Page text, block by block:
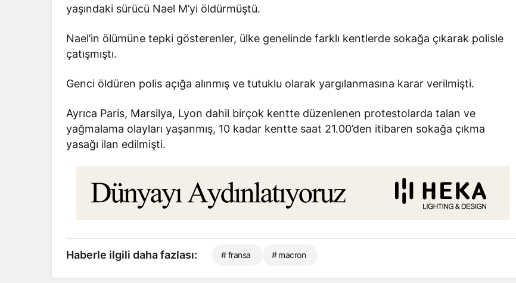
yaşındaki sürücü Nael M’yi öldürmüştü.
Nael’in ölümüne tepki gösterenler, ülke genelinde farklı kentlerde sokağa çıkarak polisle
çatışmıştı.
Genci öldüren polis açığa alınmış ve tutuklu olarak yargılanmasına karar verilmişti.
Ayrıca Paris, Marsilya, Lyon dahil birçok kentte düzenlenen protestolarda talan ve
yağmalama olayları yaşanmış, 10 kadar kentte saat 21.00’den itibaren sokağa çıkma
yasağı ilan edilmişti.
Haberle ilgili daha fazlası: # fransa # macron